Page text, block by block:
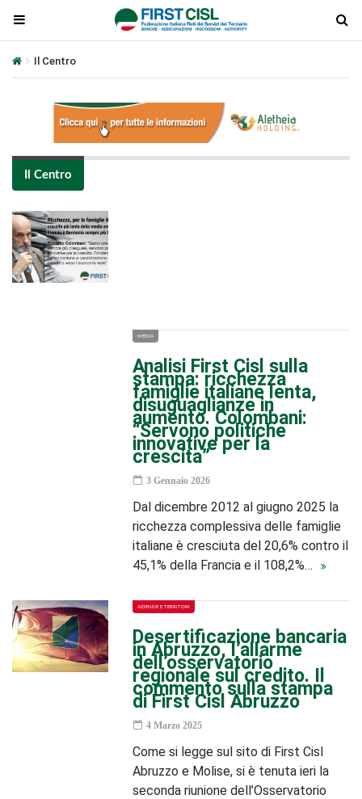
Il Centro
Il Centro
MEDIA
Analisi First Cisl sulla
stampa: ricchezza
famiglie italiane lenta,
disuguaglianze in
aumento. Colombani:
“Servono politiche
innovative per la
crescita”
3 Gennaio 2026
Dal dicembre 2012 al giugno 2025 la
ricchezza complessiva delle famiglie
italiane è cresciuta del 20,6% contro il
45,1% della Francia e il 108,2%…
AZIENDE E TERRITORI
Desertificazione bancaria
in Abruzzo, l’allarme
dell’osservatorio
regionale sul credito. Il
commento sulla stampa
di First Cisl Abruzzo
4 Marzo 2025
Come si legge sul sito di First Cisl
Abruzzo e Molise, si è tenuta ieri la
seconda riunione dell’Osservatorio